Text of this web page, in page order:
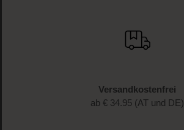
Versandkostenfrei
ab € 34.95 (AT und DE)